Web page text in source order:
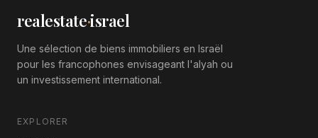
realestate·israel
Une sélection de biens immobiliers en Israël
pour les francophones envisageant l'alyah ou
un investissement international.
EXPLORER